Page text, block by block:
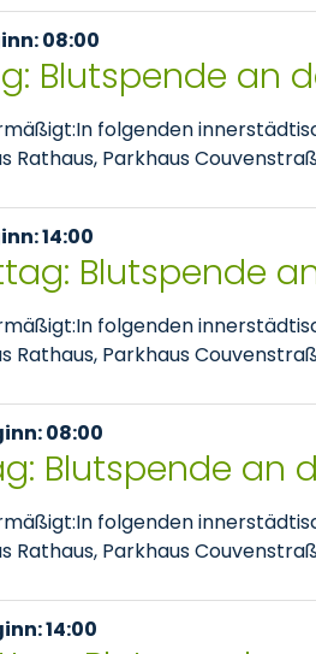
08:00
Blutspende an
folgenden
Rathaus, Parkhaus
14:00
Blutspende
folgenden
Rathaus, Parkhaus
08:00
Blutspende an
folgenden
Rathaus, Parkhaus
14:00